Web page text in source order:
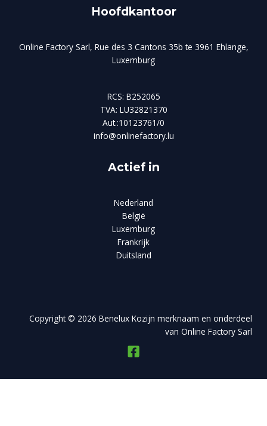
Hoofdkantoor
Online Factory Sarl, Rue des 3 Cantons 35b te 3961 Ehlange,
Luxemburg
RCS: B252065
TVA: LU32821370
Aut.:10123761/0
info@onlinefactory.lu
Actief in
Nederland
België
Luxemburg
Frankrijk
Duitsland
Copyright © 2026 Benelux Kozijn merknaam en onderdeel
van Online Factory Sarl